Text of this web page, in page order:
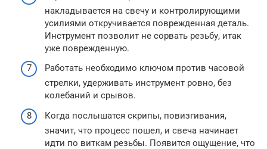
накладывается на свечу и контролирующими
усилиями откручивается поврежденная деталь.
Инструмент позволит не сорвать резьбу, итак
уже поврежденную.
Работать необходимо ключом против часовой
стрелки, удерживать инструмент ровно, без
колебаний и срывов.
Когда послышатся скрипы, повизгивания,
значит, что процесс пошел, и свеча начинает
идти по виткам резьбы. Появится ощущение, что